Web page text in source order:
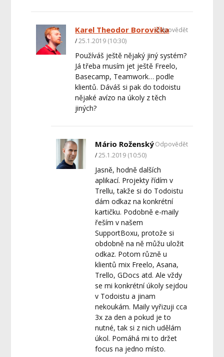
Karel Theodor Borovička
25.1.2019 (10:30)
Používáš ještě nějaký jiný systém?
Já třeba musím jet ještě Freelo,
Basecamp, Teamwork… podle
klientů. Dáváš si pak do todoistu
nějaké avízo na úkoly z těch
jiných?
Odpovědět
Mário Roženský
25.1.2019 (10:50)
Jasně, hodně dalších
aplikací. Projekty řídím v
Trellu, takže si do Todoistu
dám odkaz na konkrétní
kartičku. Podobně e-maily
řeším v našem
SupportBoxu, protože si
obdobně na ně můžu uložit
odkaz. Potom různě u
klientů mix Freelo, Asana,
Trello, GDocs atd. Ale vždy
se mi konkrétní úkoly sejdou
v Todoistu a jinam
nekoukám. Maily vyřizuji cca
3x za den a pokud je to
nutné, tak si z nich udělám
úkol. Pomáhá mi to držet
focus na jedno místo.
Odpovědět